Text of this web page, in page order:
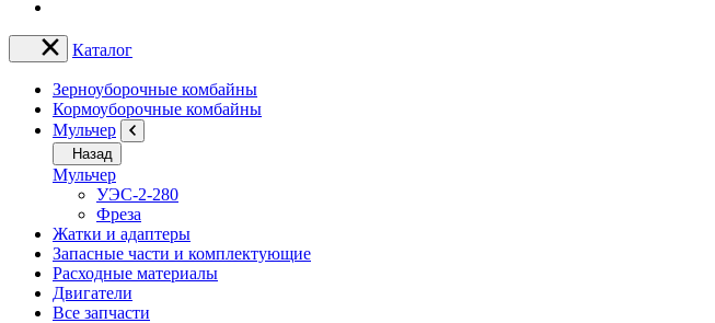
Каталог
Зерноуборочные комбайны
Кормоуборочные комбайны
Мульчер
Назад
Мульчер
УЭС-2-280
Фреза
Жатки и адаптеры
Запасные части и комплектующие
Расходные материалы
Двигатели
Все запчасти